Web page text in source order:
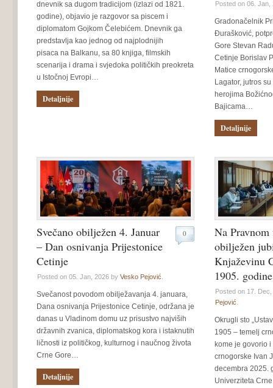
dnevnik sa dugom tradicijom (izlazi od 1821.
godine), objavio je razgovor sa piscem i
diplomatom Gojkom Čelebićem. Dnevnik ga
predstavlja kao jednog od najplodnijih
pisaca na Balkanu, sa 80 knjiga, filmskih
scenarija i drama i svjedoka političkih preokreta
u Istočnoj Evropi…
Detaljnije
Posted on 06.
Gradonačelnik
Đurašković,
Gore Stevan
Cetinje Borislav
Matice
Lagator, jutros
herojima
Bajicama…
Detaljnije
Svečano obilježen 4. Januar
– Dan osnivanja Prijestonice
Cetinje
Posted on 05. Jan, 2026 by Vesko Pejović
0
Svečanost povodom obilježavanja 4. januara,
Dana osnivanja Prijestonice Cetinje, održana je
danas u Vladinom domu uz prisustvo najviših
državnih zvanica, diplomatskog kora i istaknutih
ličnosti iz političkog, kulturnog i naučnog života
Crne Gore…
Detaljnije
Na
obilježen
Knjaževinu
1905. godine
Posted on 17.
Pejović
Okrugli sto
1905 – temelj
kome je govorio
crnogorske Ivan
decembra 2025.
Univerziteta